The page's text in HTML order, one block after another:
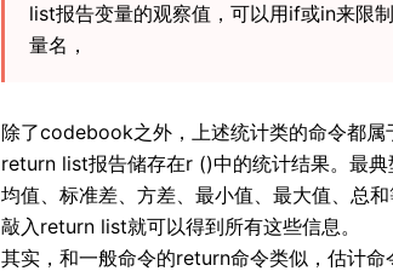
list报告变量的观察值，可以用if或in来限
量名，
除了codebook之外，上述统计类的命令都
return list报告储存在r ()中的统计结果。最
均值、标准差、方差、最小值、最大值、总
敲入return list就可以得到所有这些信息。
其实，和一般命令的return命令类似，估计